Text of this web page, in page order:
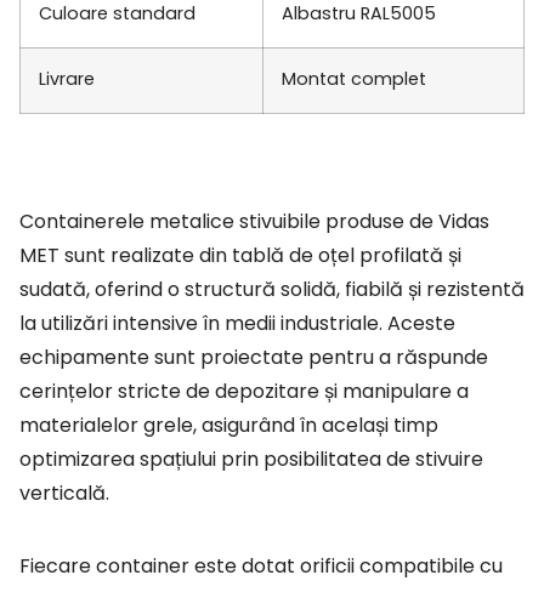
Culoare standard Albastru RAL5005
Livrare Montat complet
Containerele metalice stivuibile produse de Vidas
MET sunt realizate din tablă de oțel profilată și
sudată, oferind o structură solidă, fiabilă și rezistentă
la utilizări intensive în medii industriale. Aceste
echipamente sunt proiectate pentru a răspunde
cerințelor stricte de depozitare și manipulare a
materialelor grele, asigurând în același timp
optimizarea spațiului prin posibilitatea de stivuire
verticală.
Fiecare container este dotat orificii compatibile cu